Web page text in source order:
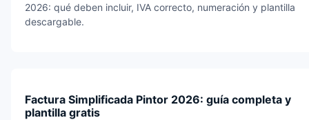
2026: qué deben incluir, IVA correcto, numeración y plantilla
descargable.
Factura Simplificada Pintor 2026: guía completa y
plantilla gratis